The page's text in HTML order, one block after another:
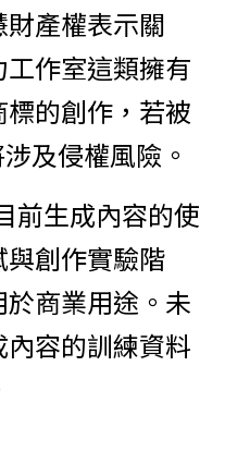
產權表示關
作室這類擁有
的創作，若被
及侵權風險。
前生成內容的使
創作實驗階
商業用途。未
容的訓練資料